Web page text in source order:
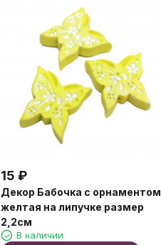
15 ₽
Декор Бабочка с орнаментом
желтая на липучке размер
2,2см
В наличии